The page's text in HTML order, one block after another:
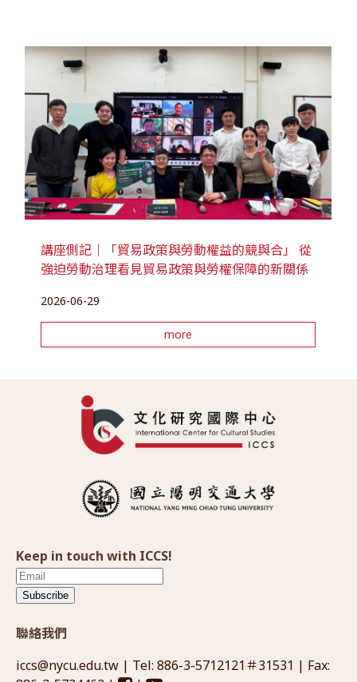
講座側記｜「貿易政策與勞動權益的競與合」 從
強迫勞動治理看見貿易政策與勞權保障的新關係
2026-06-29
more
Keep in touch with ICCS!
Subscribe
聯絡我們
iccs@nycu.edu.tw | Tel: 886-3-5712121＃31531 | Fax: